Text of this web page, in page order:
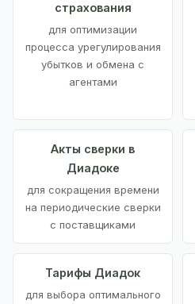
страхования
для оптимизации
процесса урегулирования
убытков и обмена с
агентами
Акты сверки в
Диадоке
для сокращения времени
на периодические сверки
с поставщиками
Тарифы Диадок
для выбора оптимального